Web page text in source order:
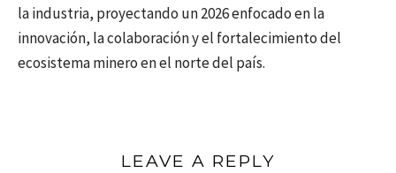
la industria, proyectando un 2026 enfocado en la
innovación, la colaboración y el fortalecimiento del
ecosistema minero en el norte del país.
LEAVE A REPLY